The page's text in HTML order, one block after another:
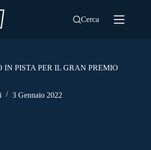
Cerca
IN PISTA PER IL GRAN PREMIO
3 Gennaio 2022